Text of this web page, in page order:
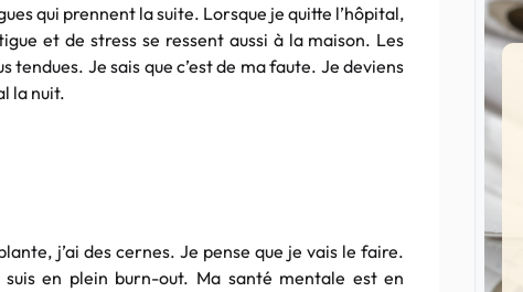
qui prennent la suite. Lorsque je quitte l’hôpital,
et de stress se ressent aussi à la maison. Les
tendues. Je sais que c’est de ma faute. Je deviens
la nuit.
j’ai des cernes. Je pense que je vais le faire.
en plein burn-out. Ma santé mentale est en